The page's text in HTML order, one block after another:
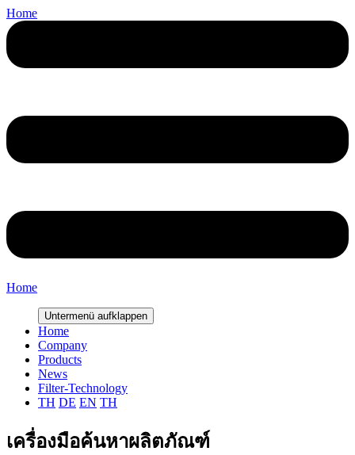
Home
Home
Untermenü aufklappen
Home
Company
Products
News
Filter-Technology
TH DE EN TH
เครื่องมือค้นหาผลิตภัณฑ์